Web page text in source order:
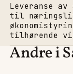
Leveranse
til
tilhørende
Andre i